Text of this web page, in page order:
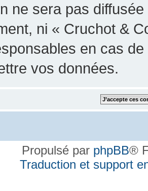
ne sera pas
ni « Cruchot &
en cas
vos données.
Propulsé par phpBB®
Traduction et support